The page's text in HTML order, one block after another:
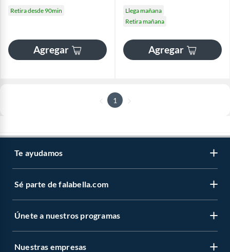
Retira desde 90min
Agregar
Llega mañana
Retira mañana
Agregar
1
Te ayudamos
Sé parte de falabella.com
Únete a nuestros programas
Nuestras empresas